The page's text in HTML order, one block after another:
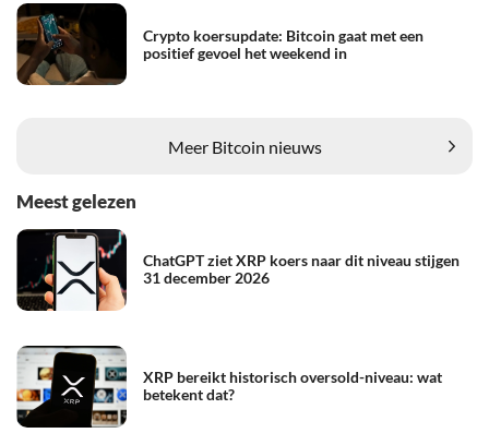
Crypto koersupdate: Bitcoin gaat met een
positief gevoel het weekend in
Meer Bitcoin nieuws
Meest gelezen
ChatGPT ziet XRP koers naar dit niveau stijgen
31 december 2026
XRP bereikt historisch oversold-niveau: wat
betekent dat?